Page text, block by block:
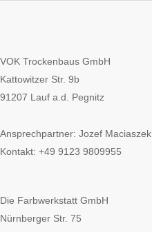
VOK Trockenbaus GmbH
Kattowitzer Str. 9b
91207 Lauf a.d. Pegnitz
Ansprechpartner: Jozef Maciaszek
Kontakt: +49 9123 9809955
Die Farbwerkstatt GmbH
Nürnberger Str. 75